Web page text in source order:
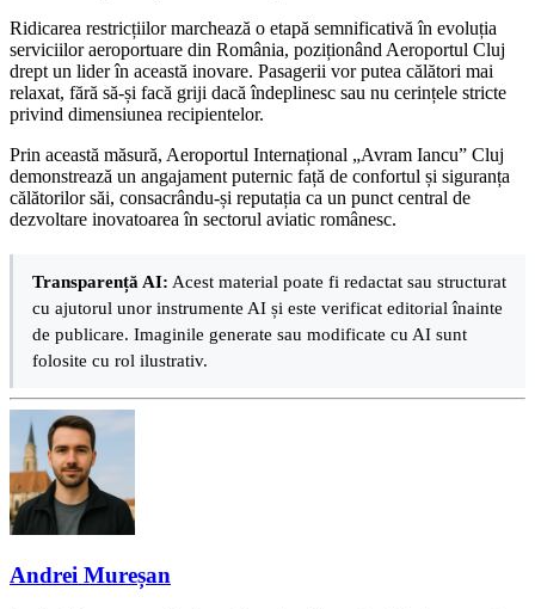
Ridicarea restricțiilor marchează o etapă semnificativă în evoluția
serviciilor aeroportuare din România, poziționând Aeroportul Cluj
drept un lider în această inovare. Pasagerii vor putea călători mai
relaxat, fără să-și facă griji dacă îndeplinesc sau nu cerințele stricte
privind dimensiunea recipientelor.
Prin această măsură, Aeroportul Internațional „Avram Iancu” Cluj
demonstrează un angajament puternic față de confortul și siguranța
călătorilor săi, consacrându-și reputația ca un punct central de
dezvoltare inovatoarea în sectorul aviatic românesc.
Transparență AI: Acest material poate fi redactat sau structurat
cu ajutorul unor instrumente AI și este verificat editorial înainte
de publicare. Imaginile generate sau modificate cu AI sunt
folosite cu rol ilustrativ.
Andrei Mureșan